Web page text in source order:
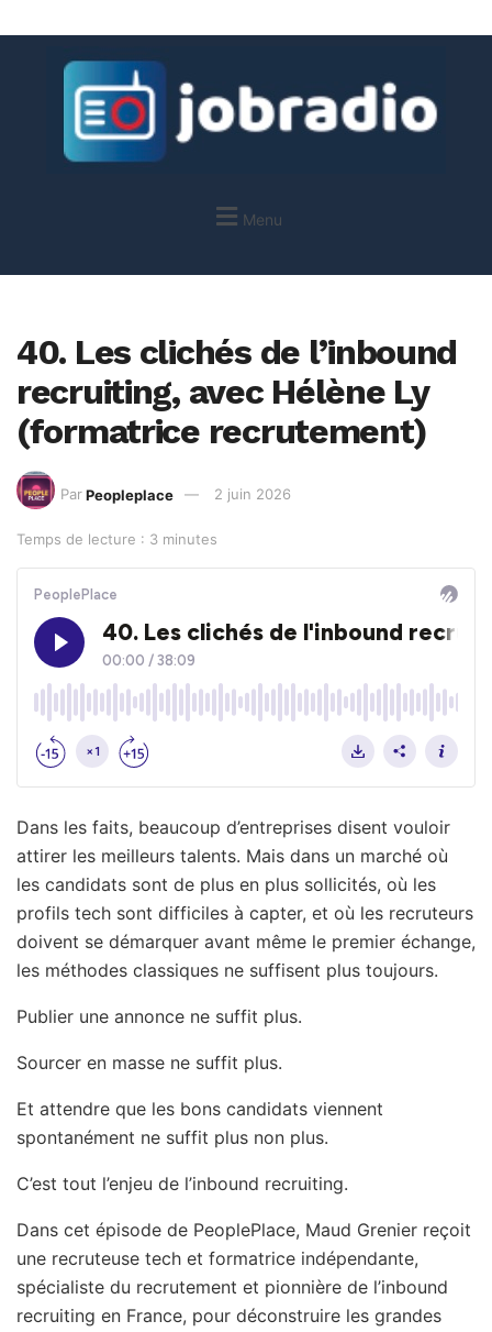
Menu
40. Les clichés de l’inbound
recruiting, avec Hélène Ly
(formatrice recrutement)
Par Peopleplace 2 juin 2026
Temps de lecture : 3 minutes
Dans les faits, beaucoup d’entreprises disent vouloir
attirer les meilleurs talents. Mais dans un marché où
les candidats sont de plus en plus sollicités, où les
profils tech sont difficiles à capter, et où les recruteurs
doivent se démarquer avant même le premier échange,
les méthodes classiques ne suffisent plus toujours.
Publier une annonce ne suffit plus.
Sourcer en masse ne suffit plus.
Et attendre que les bons candidats viennent
spontanément ne suffit plus non plus.
C’est tout l’enjeu de l’inbound recruiting.
Dans cet épisode de PeoplePlace, Maud Grenier reçoit
une recruteuse tech et formatrice indépendante,
spécialiste du recrutement et pionnière de l’inbound
recruiting en France, pour déconstruire les grandes